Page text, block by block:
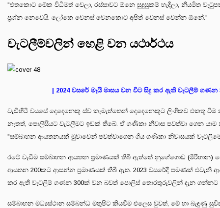
"එතකොට මේක විධිමත් වෙලා, රස්සාවට ඕනෙ සුදුසුකම් හැදිලා, නියමිත
ප්‍රශ්න නෙවෙයි. ලෝකෙ වෙනස් වෙනකොට අපිත් වෙනස් වෙන්න ඕනේ."
වැටලීම්වලින් හෙළි වන යථාර්ථය
| 2024 වසරේ මැයි මාසය වන විට සිදු කර ඇති වැටලීම්
වැඩිහිටි වයසේ දෙදෙනෙකු ස්ව කැමැත්තෙන් දෙදෙනෙකුට ලිංගිකව එකතු
නැතත්, පොලිසියට වැටලීමට ඉඩක් තිබේ. ඒ ගණිකා නිවාස පවත්වා ගෙන
"සම්බාහන ආයතනයක් මුවාවෙන් පවත්වාගෙන ගිය ගණිකා නිවාසයක්
රටේ වැඩිම සම්බාහන ආයතන ප්‍රමාණයක් තිබී ඇත්තේ නුගේගොඩ (මිරිහාන)
ආයතන 200කට ආසන්න ප්‍රමාණයක් තිබී ඇත. 2023 වසරේදී පමණක් එවැනි
කර ඇති වැටලීම් ගණන 300ක් වන බවත් පොලිස් තොරතුරුවලින් දැන ගන්නට
සම්බාහන මධ්‍යස්ථාන සම්බන්ධ මතුපිට කියවීම එලෙස වුවත්, මේ හා බැඳුණු